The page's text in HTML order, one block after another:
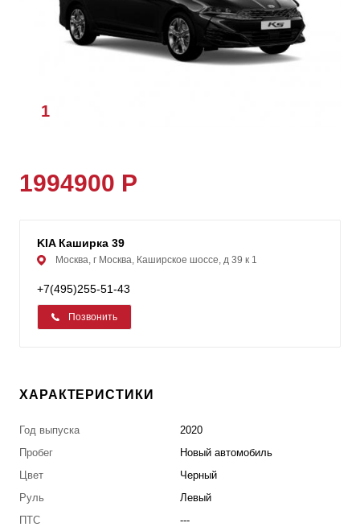
1
1994900 Р
KIA Каширка 39
Москва, г Москва, Каширское шоссе, д 39 к 1
+7(495)255-51-43
Позвонить
ХАРАКТЕРИСТИКИ
Год выпуска
2020
Пробег
Новый автомобиль
Цвет
Черный
Руль
Левый
ПТС
---